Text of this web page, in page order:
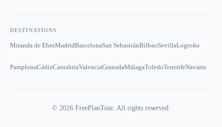
DESTINATIONS
Miranda de EbroMadridBarcelonaSan SebastiánBilbaoSevillaLogroño
PamplonaCádizCantabriaValenciaGranadaMálagaToledoTenerifeNavarra
© 2026FreePlanTour. All rights reserved.